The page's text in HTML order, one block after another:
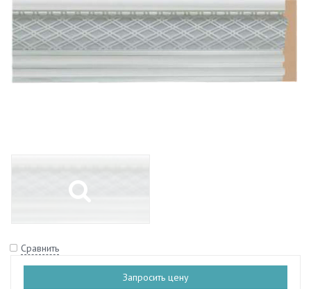
Сравнить
Запросить цену